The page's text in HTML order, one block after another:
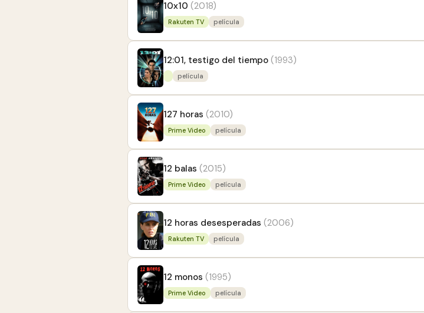
10x10 (2018)
Rakuten TV película
12:01, testigo del tiempo (1993)
película
127 horas (2010)
Prime Video película
12 balas (2015)
Prime Video película
12 horas desesperadas (2006)
Rakuten TV película
12 monos (1995)
Prime Video película